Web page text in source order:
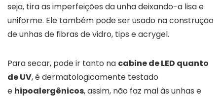
seja, tira as imperfeições da unha deixando-a lisa e
uniforme. Ele também pode ser usado na construção
de unhas de fibras de vidro, tips e acrygel.
Para secar, pode ir tanto na cabine de LED quanto
de UV, é dermatologicamente testado
e hipoalergênicos, assim, não faz mal às unhas e